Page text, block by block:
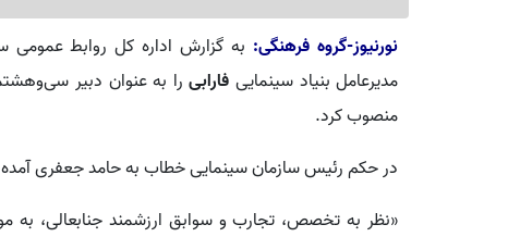
نورنیوز-گروه فرهنگی: به گزارش اداره کل روابط عمومی
مدیرعامل بنیاد سینمایی فارابی را به عنوان دبیر
منصوب کرد.
در حکم رئیس سازمان سینمایی خطاب به حامد جعفری
«نظر به تخصص، تجارب و سوابق ارزشمند جنابعالی،